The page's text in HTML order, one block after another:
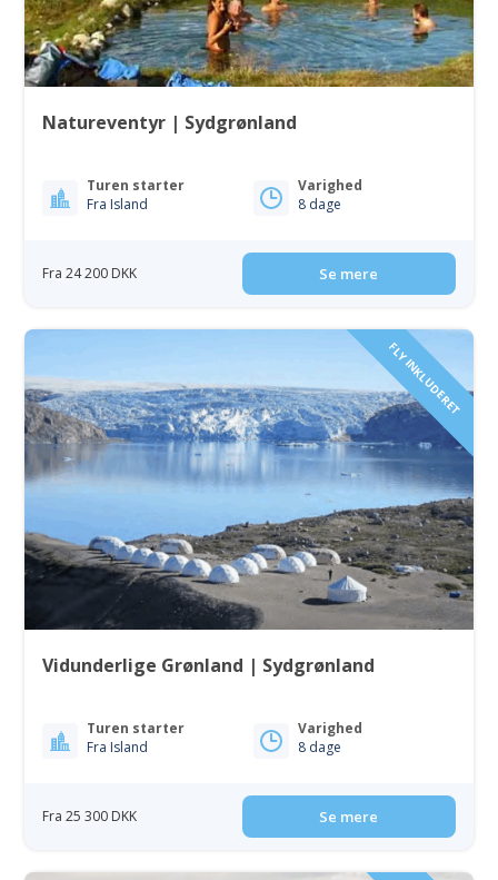
Natureventyr | Sydgrønland
Turen starter
Fra Island
Varighed
8 dage
Fra 24 200 DKK Se mere
FLY INKLUDERET
Vidunderlige Grønland | Sydgrønland
Turen starter
Fra Island
Varighed
8 dage
Fra 25 300 DKK Se mere